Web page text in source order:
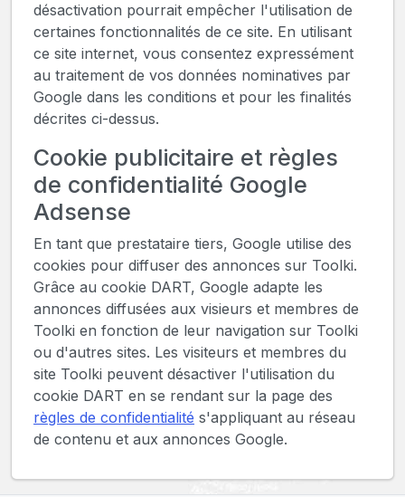
désactivation pourrait empêcher l'utilisation de
certaines fonctionnalités de ce site. En utilisant
ce site internet, vous consentez expressément
au traitement de vos données nominatives par
Google dans les conditions et pour les finalités
décrites ci-dessus.
Cookie publicitaire et règles
de confidentialité Google
Adsense
En tant que prestataire tiers, Google utilise des
cookies pour diffuser des annonces sur Toolki.
Grâce au cookie DART, Google adapte les
annonces diffusées aux visieurs et membres de
Toolki en fonction de leur navigation sur Toolki
ou d'autres sites. Les visiteurs et membres du
site Toolki peuvent désactiver l'utilisation du
cookie DART en se rendant sur la page des
règles de confidentialité s'appliquant au réseau
de contenu et aux annonces Google.